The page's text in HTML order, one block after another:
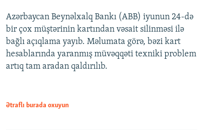
Azərbaycan Beynəlxalq Bankı (ABB) iyunun 24-də
bir çox müştərinin kartından vəsait silinməsi ilə
bağlı açıqlama yayıb. Məlumata görə, bəzi kart
hesablarında yaranmış müvəqqəti texniki problem
artıq tam aradan qaldırılıb.
Ətraflı burada oxuyun